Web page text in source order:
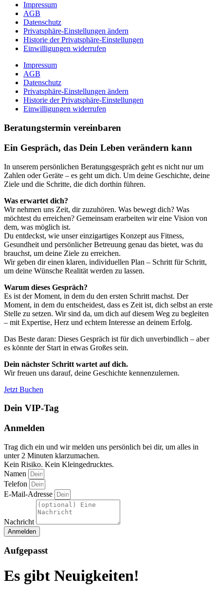
Impressum
AGB
Datenschutz
Privatsphäre-Einstellungen ändern
Historie der Privatsphäre-Einstellungen
Einwilligungen widerrufen
Impressum
AGB
Datenschutz
Privatsphäre-Einstellungen ändern
Historie der Privatsphäre-Einstellungen
Einwilligungen widerrufen
Beratungstermin vereinbaren
Ein Gespräch, das Dein Leben verändern kann
In unserem persönlichen Beratungsgespräch geht es nicht nur um
Zahlen oder Geräte – es geht um dich. Um deine Geschichte, deine
Ziele und die Schritte, die dich dorthin führen.
Was erwartet dich?
Wir nehmen uns Zeit, dir zuzuhören. Was bewegt dich? Was
möchtest du erreichen? Gemeinsam erarbeiten wir eine Vision von
dem, was möglich ist.
Du entdeckst, wie unser einzigartiges Konzept aus Fitness,
Gesundheit und persönlicher Betreuung genau das bietet, was du
brauchst, um deine Ziele zu erreichen.
Wir geben dir einen klaren, individuellen Plan – Schritt für Schritt,
um deine Wünsche Realität werden zu lassen.
Warum dieses Gespräch?
Es ist der Moment, in dem du den ersten Schritt machst. Der
Moment, in dem du entscheidest, dass es Zeit ist, dich selbst an erste
Stelle zu setzen. Wir sind da, um dich auf diesem Weg zu begleiten
– mit Expertise, Herz und echtem Interesse an deinem Erfolg.
Das Beste daran: Dieses Gespräch ist für dich unverbindlich – aber
es könnte der Start in etwas Großes sein.
Dein nächster Schritt wartet auf dich.
Wir freuen uns darauf, deine Geschichte kennenzulernen.
Jetzt Buchen
Dein VIP-Tag
Anmelden
Trag dich ein und wir melden uns persönlich bei dir, um alles in
unter 2 Minuten klarzumachen.
Kein Risiko. Kein Kleingedrucktes.
Namen
Telefon
E-Mail-Adresse
Nachricht
Anmelden
Aufgepasst
Es gibt Neuigkeiten!